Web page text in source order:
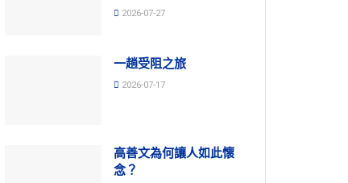
2026-07-27
一趟受阻之旅
2026-07-17
高善文為何讓人如此懷
念？